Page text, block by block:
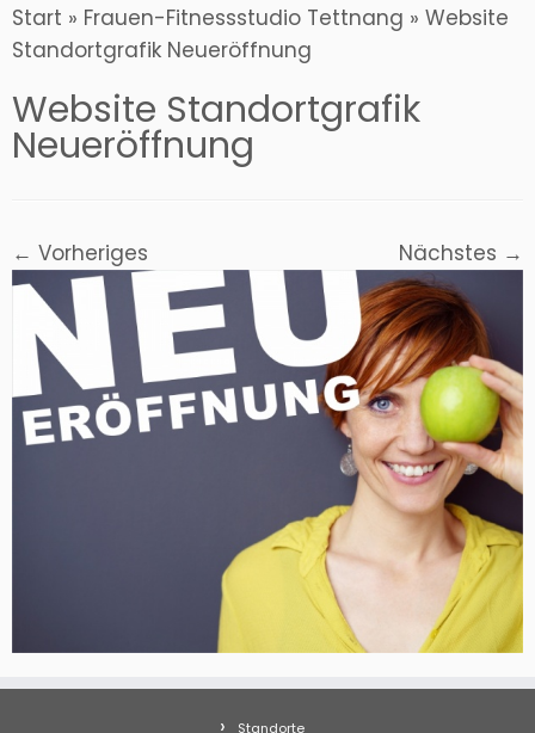
Start » Frauen-Fitnessstudio Tettnang » Website
Standortgrafik Neueröffnung
Website Standortgrafik
Neueröffnung
← Vorheriges Nächstes →
Standorte